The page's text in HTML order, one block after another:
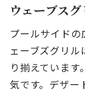
ウェーブス
プールサイド
ェーブズグリ
り揃えていま
気です。デザー